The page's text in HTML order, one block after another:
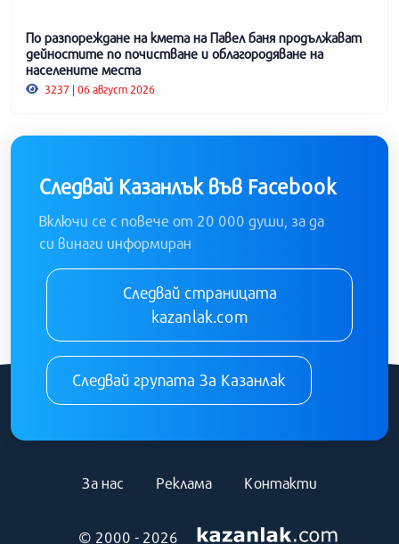
По разпореждане на кмета на Павел баня продължават
дейностите по почистване и облагородяване на
населените места
3237 | 06 август 2026
Следвай Казанлък във Facebook
Включи се с повече от 20 000 души, за да
си винаги информиран
Следвай страницата
kazanlak.com
Следвай групата За Казанлак
© 2000 - 2026
За нас Реклама Контакти